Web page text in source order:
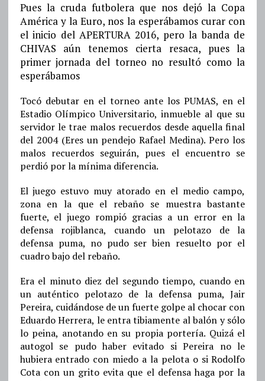
Pues la cruda futbolera que nos dejó la Copa
América y la Euro, nos la esperábamos curar con
el inicio del APERTURA 2016, pero la banda de
CHIVAS aún tenemos cierta resaca, pues la
primer jornada del torneo no resultó como la
esperábamos
Tocó debutar en el torneo ante los PUMAS, en el
Estadio Olímpico Universitario, inmueble al que su
servidor le trae malos recuerdos desde aquella final
del 2004 (Eres un pendejo Rafael Medina). Pero los
malos recuerdos seguirán, pues el encuentro se
perdió por la mínima diferencia.
El juego estuvo muy atorado en el medio campo,
zona en la que el rebaño se muestra bastante
fuerte, el juego rompió gracias a un error en la
defensa rojiblanca, cuando un pelotazo de la
defensa puma, no pudo ser bien resuelto por el
cuadro bajo del rebaño.
Era el minuto diez del segundo tiempo, cuando en
un auténtico pelotazo de la defensa puma, Jair
Pereira, cuidándose de un fuerte golpe al chocar con
Eduardo Herrera, le entra tibiamente al balón y sólo
lo peina, anotando en su propia portería. Quizá el
autogol se pudo haber evitado si Pereira no le
hubiera entrado con miedo a la pelota o si Rodolfo
Cota con un grito evita que el defensa haga por la